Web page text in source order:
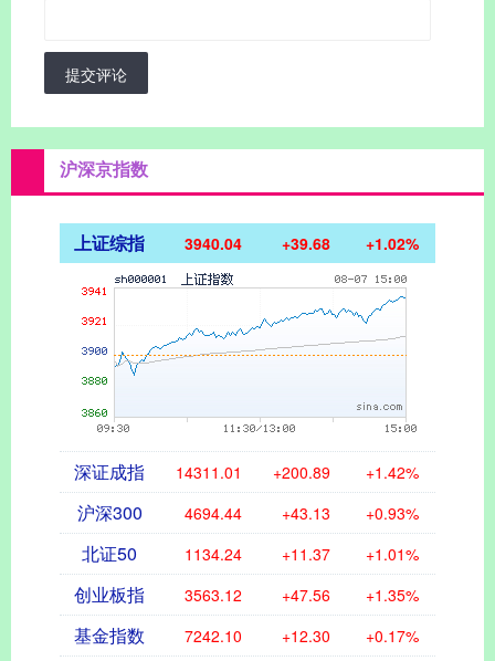
提交评论
沪深京指数
上证综指 3940.04 +39.68 +1.02%
深证成指 14311.01 +200.89 +1.42%
沪深300 4694.44 +43.13 +0.93%
北证50 1134.24 +11.37 +1.01%
创业板指 3563.12 +47.56 +1.35%
基金指数 7242.10 +12.30 +0.17%